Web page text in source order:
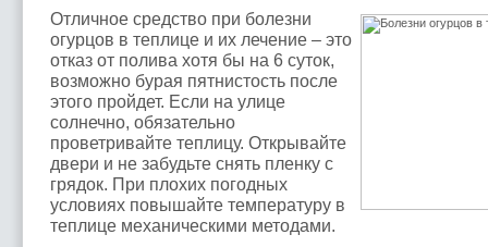
Отличное средство при болезни
огурцов в теплице и их лечение – это
отказ от полива хотя бы на 6 суток,
возможно бурая пятнистость после
этого пройдет. Если на улице
солнечно, обязательно
проветривайте теплицу. Открывайте
двери и не забудьте снять пленку с
грядок. При плохих погодных
условиях повышайте температуру в
теплице механическими методами.